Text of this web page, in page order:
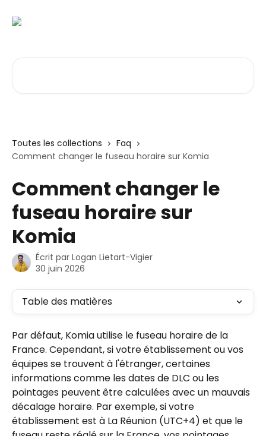
Toutes les collections
Faq
Comment changer le fuseau horaire sur Komia
Comment changer le
fuseau horaire sur
Komia
Écrit par Logan Lietart-Vigier
30 juin 2026
Table des matières
Par défaut, Komia utilise le fuseau horaire de la
France. Cependant, si votre établissement ou vos
équipes se trouvent à l'étranger, certaines
informations comme les dates de DLC ou les
pointages peuvent être calculées avec un mauvais
décalage horaire. Par exemple, si votre
établissement est à La Réunion (UTC+4) et que le